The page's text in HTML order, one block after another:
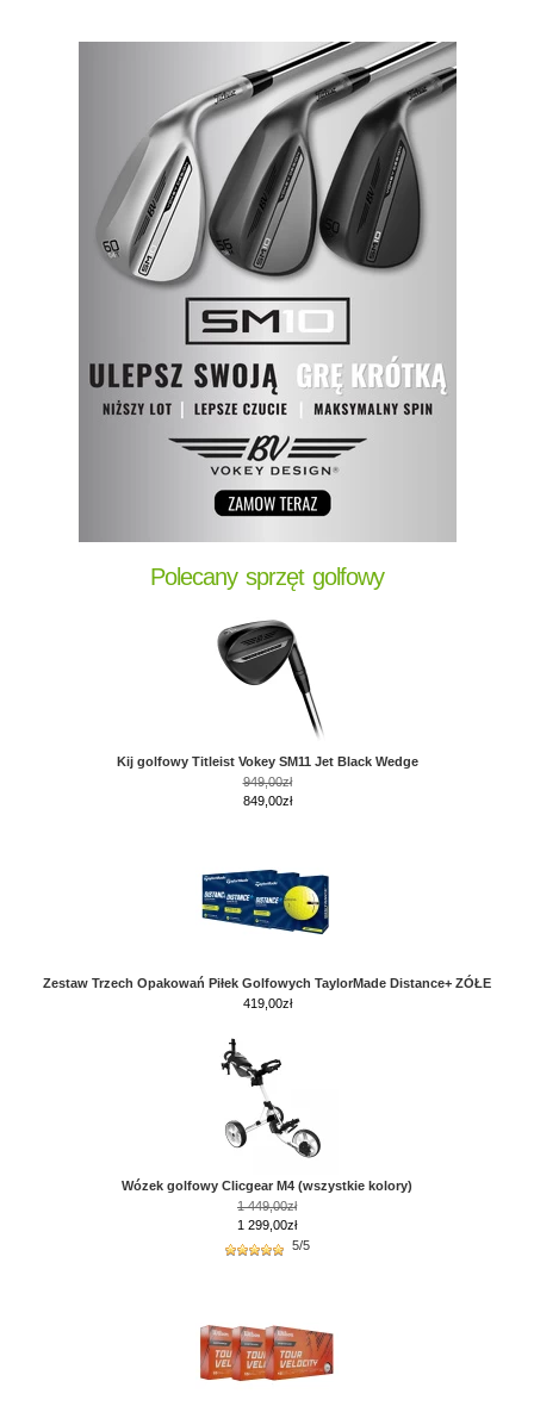
Polecany sprzęt golfowy
Kij golfowy Titleist Vokey SM11 Jet Black Wedge
949,00zł
849,00zł
Zestaw Trzech Opakowań Piłek Golfowych TaylorMade Distance+ ZÓŁE
419,00zł
Wózek golfowy Clicgear M4 (wszystkie kolory)
1 449,00zł
1 299,00zł
5/5